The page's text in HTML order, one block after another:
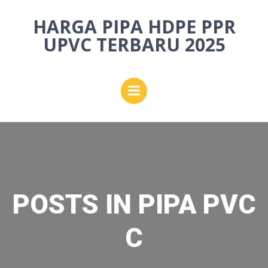
to
content
HARGA PIPA HDPE PPR
UPVC TERBARU 2025
POSTS IN PIPA PVC
C